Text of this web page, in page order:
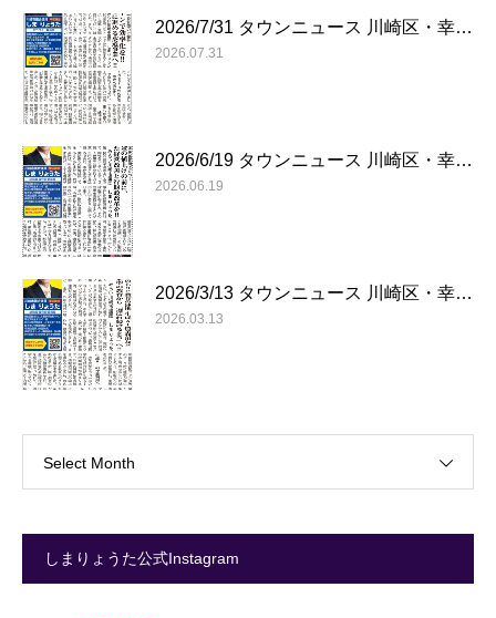
2026/7/31 タウンニュース 川崎区・幸…
2026.07.31
2026/6/19 タウンニュース 川崎区・幸…
2026.06.19
2026/3/13 タウンニュース 川崎区・幸…
2026.03.13
Select Month
しまりょうた公式Instagram